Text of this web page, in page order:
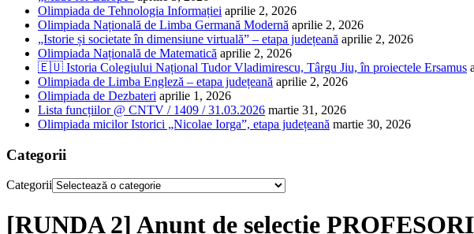
Olimpiada de Tehnologia Informației aprilie 2, 2026
Olimpiada Națională de Limba Germană Modernă aprilie 2, 2026
„Istorie și societate în dimensiune virtuală” – etapa județeană aprilie 2, 2026
Olimpiada Națională de Matematică aprilie 2, 2026
🇪🇺 Istoria Colegiului Național Tudor Vladimirescu, Târgu Jiu, în proiectele Ersamus
Olimpiada de Limba Engleză – etapa județeană aprilie 2, 2026
Olimpiada de Dezbateri aprilie 1, 2026
Lista funcțiilor @ CNTV / 1409 / 31.03.2026 martie 31, 2026
Olimpiada micilor Istorici „Nicolae Iorga”, etapa județeană martie 30, 2026
Categorii
Categorii
[RUNDA 2] Anunț de selecție